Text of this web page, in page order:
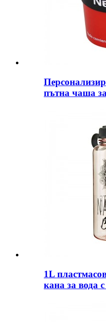
пътна чаша
1L
кана за вода